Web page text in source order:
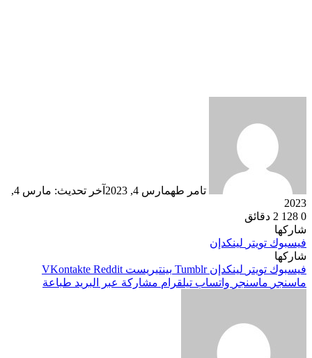
تامر طهمارس 4, 2023
آخر تحديث: مارس 4,
2023
0
2 دقائق
شاركها
فيسبوك تويتر لينكدإن
شاركها
فيسبوك تويتر لينكدإن بينتيريست
ماسنجر ماسنجر واتساب تيلقرام مشاركة عبر البريد طباعة